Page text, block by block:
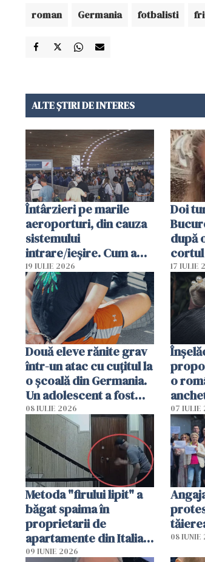
roman Germania fotbalisti
ALTE ȘTIRI DE INTERES
Întârzieri pe marile
aeroporturi, din cauza
sistemului
intrare/ieșire. Cum a
ajuns o femeie să fie
arestată în Cluj-Napoca
19 IULIE 2026
Doi
după
cortul
17 IULIE
Două eleve rănite grav
într-un atac cu cuțitul la
o școală din Germania.
Un adolescent a fost
arestat
08 IULIE 2026
o
puși
genți
07 IULIE
Metoda "firului lipit" a
băgat spaima în
proprietarii de
apartamente din Italia.
Poliția, sesizată
09 IUNIE 2026
08 IUNIE